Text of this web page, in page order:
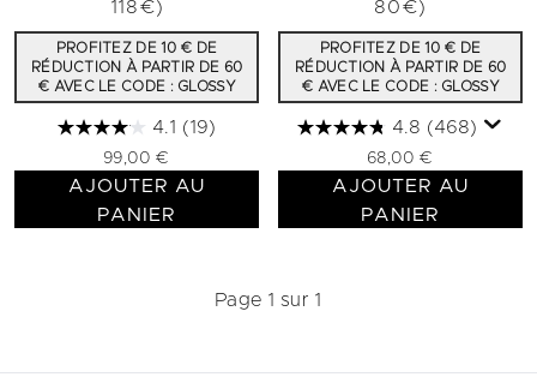
118€)
PROFITEZ DE 10 € DE
RÉDUCTION À PARTIR DE 60
€ AVEC LE CODE : GLOSSY
4.1 (19)
99,00 €
AJOUTER AU
PANIER
80€)
PROFITEZ DE 10 € DE
RÉDUCTION À PARTIR DE 60
€ AVEC LE CODE : GLOSSY
4.8 (468)
68,00 €
AJOUTER AU
PANIER
Page 1 sur 1